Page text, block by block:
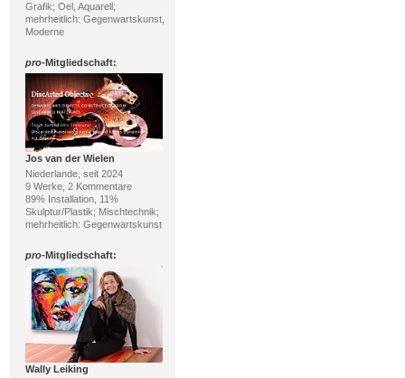
Grafik; Oel, Aquarell;
mehrheitlich: Gegenwartskunst,
Moderne
pro-Mitgliedschaft:
Jos van der Wielen
Niederlande, seit 2024
9 Werke, 2 Kommentare
89% Installation, 11%
Skulptur/Plastik; Mischtechnik;
mehrheitlich: Gegenwartskunst
pro-Mitgliedschaft:
Wally Leiking